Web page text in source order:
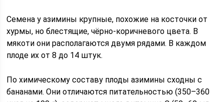
Семена у азимины крупные, похожие на косточки от
хурмы, но блестящие, чёрно-коричневого цвета. В
мякоти они располагаются двумя рядами. В каждом
плоде их от 8 до 14 штук.
По химическому составу плоды азимины сходны с
бананами. Они отличаются питательностью (350–360